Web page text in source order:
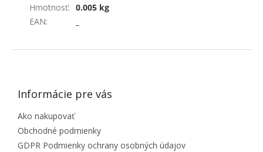
Hmotnosť: 0.005 kg
EAN:
ZÁPÄTIE
Informácie pre vás
Ako nakupovať
Obchodné podmienky
GDPR Podmienky ochrany osobných údajov